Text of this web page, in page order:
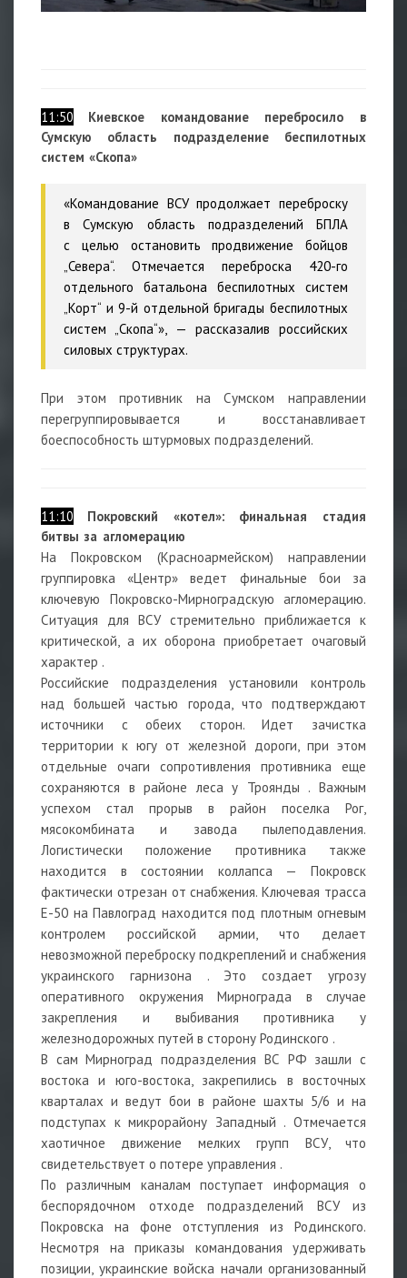
11:50
Киевское командование перебросило в
Сумскую область подразделение беспилотных
систем «Скопа»
«Командование ВСУ продолжает переброску
в Сумскую область подразделений БПЛА
с целью остановить продвижение бойцов
„Севера“. Отмечается переброска 420-го
отдельного батальона беспилотных систем
„Корт“ и 9-й отдельной бригады беспилотных
систем „Скопа“», — рассказалив российских
силовых структурах.
При этом противник на Сумском направлении
перегруппировывается и восстанавливает
боеспособность штурмовых подразделений.
11:10
Покровский «котел»: финальная стадия
битвы за агломерацию
На Покровском (Красноармейском) направлении
группировка «Центр» ведет финальные бои за
ключевую Покровско-Мирноградскую агломерацию.
Ситуация для ВСУ стремительно приближается к
критической, а их оборона приобретает очаговый
характер .
Российские подразделения установили контроль
над большей частью города, что подтверждают
источники с обеих сторон. Идет зачистка
территории к югу от железной дороги, при этом
отдельные очаги сопротивления противника еще
сохраняются в районе леса у Троянды . Важным
успехом стал прорыв в район поселка Рог,
мясокомбината и завода пылеподавления.
Логистически положение противника также
находится в состоянии коллапса — Покровск
фактически отрезан от снабжения. Ключевая трасса
Е-50 на Павлоград находится под плотным огневым
контролем российской армии, что делает
невозможной переброску подкреплений и снабжения
украинского гарнизона . Это создает угрозу
оперативного окружения Мирнограда в случае
закрепления и выбивания противника у
железнодорожных путей в сторону Родинского .
В сам Мирноград подразделения ВС РФ зашли с
востока и юго-востока, закрепились в восточных
кварталах и ведут бои в районе шахты 5/6 и на
подступах к микрорайону Западный . Отмечается
хаотичное движение мелких групп ВСУ, что
свидетельствует о потере управления .
По различным каналам поступает информация о
беспорядочном отходе подразделений ВСУ из
Покровска на фоне отступления из Родинского.
Несмотря на приказы командования удерживать
позиции, украинские войска начали организованный